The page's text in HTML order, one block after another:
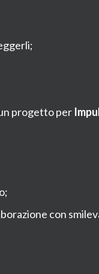
progetto per
con